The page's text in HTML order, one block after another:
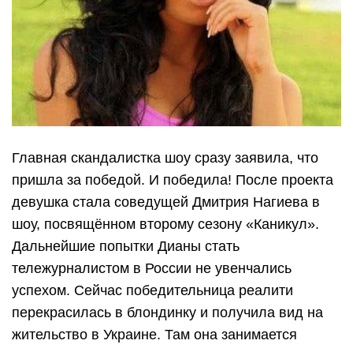
Главная скандалистка шоу сразу заявила, что
пришла за победой. И победила! После проекта
девушка стала соведущей Дмитрия Нагиева в
шоу, посвящённом второму сезону «Каникул».
Дальнейшие попытки Дианы стать
тележурналистом в России не увенчались
успехом. Сейчас победительница реалити
перекрасилась в блондинку и получила вид на
жительство в Украине. Там она занимается